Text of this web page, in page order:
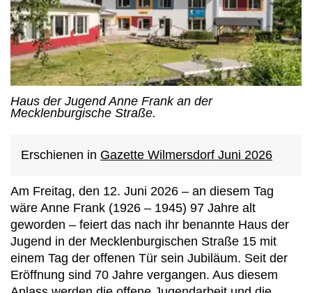
Haus der Jugend Anne Frank an der
Mecklenburgische Straße.
Erschienen in Gazette Wilmersdorf Juni 2026
Am Freitag, den 12. Juni 2026 – an diesem Tag
wäre Anne Frank (1926 – 1945) 97 Jahre alt
geworden – feiert das nach ihr benannte Haus der
Jugend in der Mecklenburgischen Straße 15 mit
einem Tag der offenen Tür sein Jubiläum. Seit der
Eröffnung sind 70 Jahre vergangen. Aus diesem